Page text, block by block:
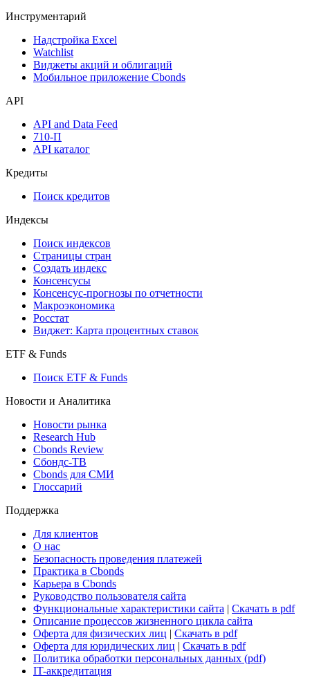
Инструментарий
Надстройка Excel
Watchlist
Виджеты акций и облигаций
Мобильное приложение Cbonds
API
API and Data Feed
710-П
API каталог
Кредиты
Поиск кредитов
Индексы
Поиск индексов
Страницы стран
Создать индекс
Консенсусы
Консенсус-прогнозы по отчетности
Макроэкономика
Росстат
Виджет: Карта процентных ставок
ETF & Funds
Поиск ETF & Funds
Новости и Аналитика
Новости рынка
Research Hub
Cbonds Review
Сбондс-ТВ
Cbonds для СМИ
Глоссарий
Поддержка
Для клиентов
О нас
Безопасность проведения платежей
Практика в Cbonds
Карьера в Cbonds
Руководство пользователя сайта
Функциональные характеристики сайта | Скачать в pdf
Описание процессов жизненного цикла сайта
Оферта для физических лиц | Скачать в pdf
Оферта для юридических лиц | Скачать в pdf
Политика обработки персональных данных (pdf)
IT-аккредитация